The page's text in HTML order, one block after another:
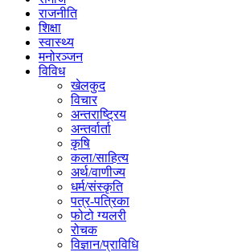
राजनीति
शिक्षा
स्वास्थ्य
मनोरञ्जन
विविध
खेलकुद
विचार
अन्तराष्ट्रिय
अन्तर्वार्ता
कृषि
कला/साहित्य
अर्थ/वाणीज्य
धर्म/संस्कृति
पत्र-पत्रिका
फोटो ग्यलरी
रोचक
विज्ञान/प्राविधि